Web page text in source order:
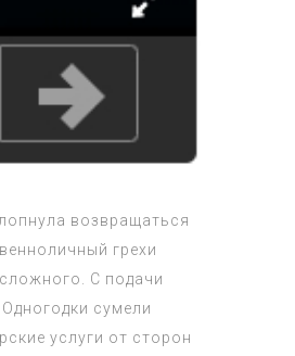
возвращаться
грехи
С подачи
сумели
услуги от сторон